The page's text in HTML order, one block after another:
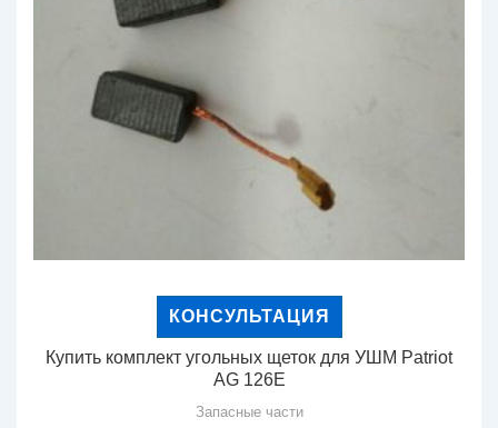
КОНСУЛЬТАЦИЯ
Купить комплект угольных щеток для УШМ Patriot
AG 126E
Запасные части